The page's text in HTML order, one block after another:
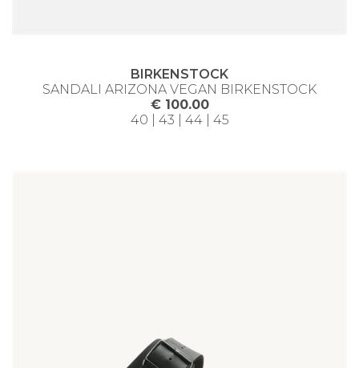
BIRKENSTOCK
SANDALI ARIZONA VEGAN BIRKENSTOCK
€ 100.00
40 | 43 | 44 | 45